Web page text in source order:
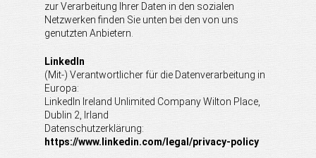
zur Verarbeitung Ihrer Daten in den sozialen
Netzwerken finden Sie unten bei den von uns
genutzten Anbietern.
LinkedIn
(Mit-) Verantwortlicher für die Datenverarbeitung in
Europa:
LinkedIn Ireland Unlimited Company Wilton Place,
Dublin 2, Irland
Datenschutzerklärung:
https://www.linkedin.com/legal/privacy-policy